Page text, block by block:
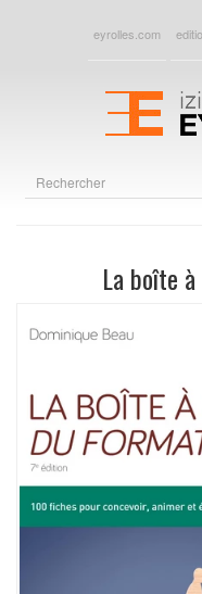
eyrolles.com
La boîte